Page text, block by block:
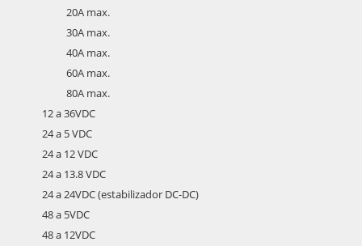
20A max.
30A max.
40A max.
60A max.
80A max.
12 a 36VDC
24 a 5 VDC
24 a 12 VDC
24 a 13.8 VDC
24 a 24VDC (estabilizador DC-DC)
48 a 5VDC
48 a 12VDC